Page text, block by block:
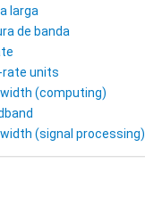
larga
de banda
rate units
(computing)
(signal processing)